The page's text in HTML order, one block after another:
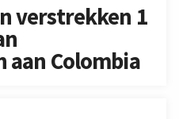
verstrekken 1
aan Colombia